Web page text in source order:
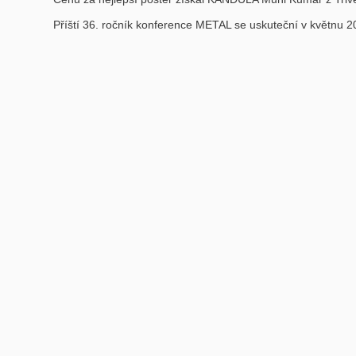
Příští 36. ročník konference METAL se uskuteční v květnu